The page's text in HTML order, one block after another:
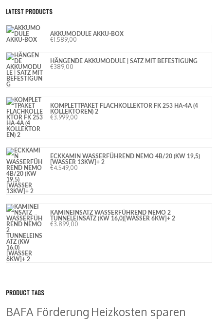
LATEST PRODUCTS
AKKUMODULE AKKU-BOX
€1.589,00
HÄNGENDE AKKUMODULE | SATZ MIT BEFESTIGUNG
€389,00
KOMPLETTPAKET FLACHKOLLEKTOR FK 253 HA-4A (4
KOLLEKTOREN) 2
€3.999,00
ECKKAMIN WASSERFÜHREND NEMO 4B/20 (KW 19,5)
[WASSER 13KW]+ 2
€4.549,00
KAMINEINSATZ WASSERFÜHREND NEMO 2
TUNNELEINSATZ (KW 16,0)[WASSER 6KW]+ 2
€3.899,00
PRODUCT TAGS
BAFA Förderung Heizkosten sparen